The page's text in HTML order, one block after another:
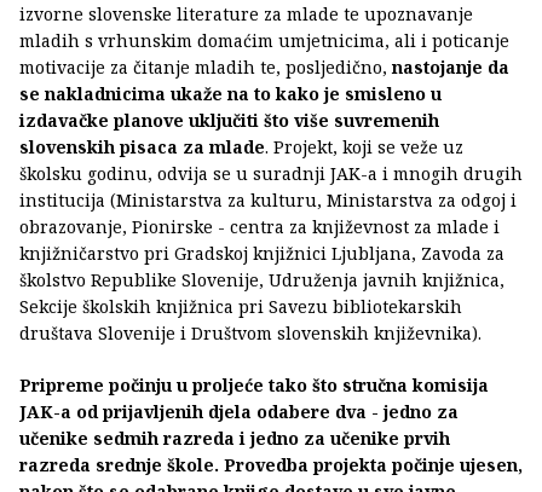
izvorne slovenske literature za mlade te upoznavanje
mladih s vrhunskim domaćim umjetnicima, ali i poticanje
motivacije za čitanje mladih te, posljedično, nastojanje da
se nakladnicima ukaže na to kako je smisleno u
izdavačke planove uključiti što više suvremenih
slovenskih pisaca za mlade. Projekt, koji se veže uz
školsku godinu, odvija se u suradnji JAK-a i mnogih drugih
institucija (Ministarstva za kulturu, Ministarstva za odgoj i
obrazovanje, Pionirske - centra za književnost za mlade i
knjižničarstvo pri Gradskoj knjižnici Ljubljana, Zavoda za
školstvo Republike Slovenije, Udruženja javnih knjižnica,
Sekcije školskih knjižnica pri Savezu bibliotekarskih
društava Slovenije i Društvom slovenskih književnika).
Pripreme počinju u proljeće tako što stručna komisija
JAK-a od prijavljenih djela odabere dva - jedno za
učenike sedmih razreda i jedno za učenike prvih
razreda srednje škole. Provedba projekta počinje ujesen,